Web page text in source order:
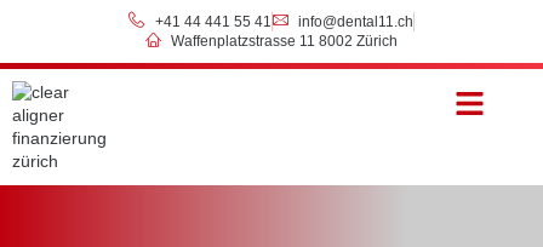
+41 44 441 55 41
info@dental11.ch
Waffenplatzstrasse 11 8002 Zürich